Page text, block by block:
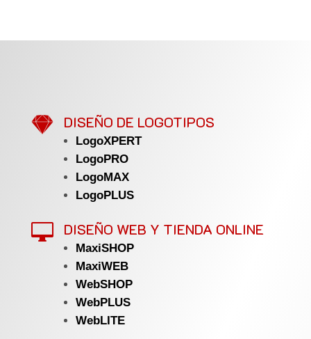
 DISEÑO DE LOGOTIPOS
LogoXPERT
LogoPRO
LogoMAX
LogoPLUS
 DISEÑO WEB Y TIENDA ONLINE
MaxiSHOP
MaxiWEB
WebSHOP
WebPLUS
WebLITE